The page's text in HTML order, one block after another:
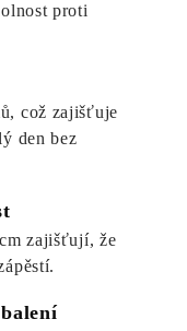
proti
což zajišťuje
den bez
zajišťují, že